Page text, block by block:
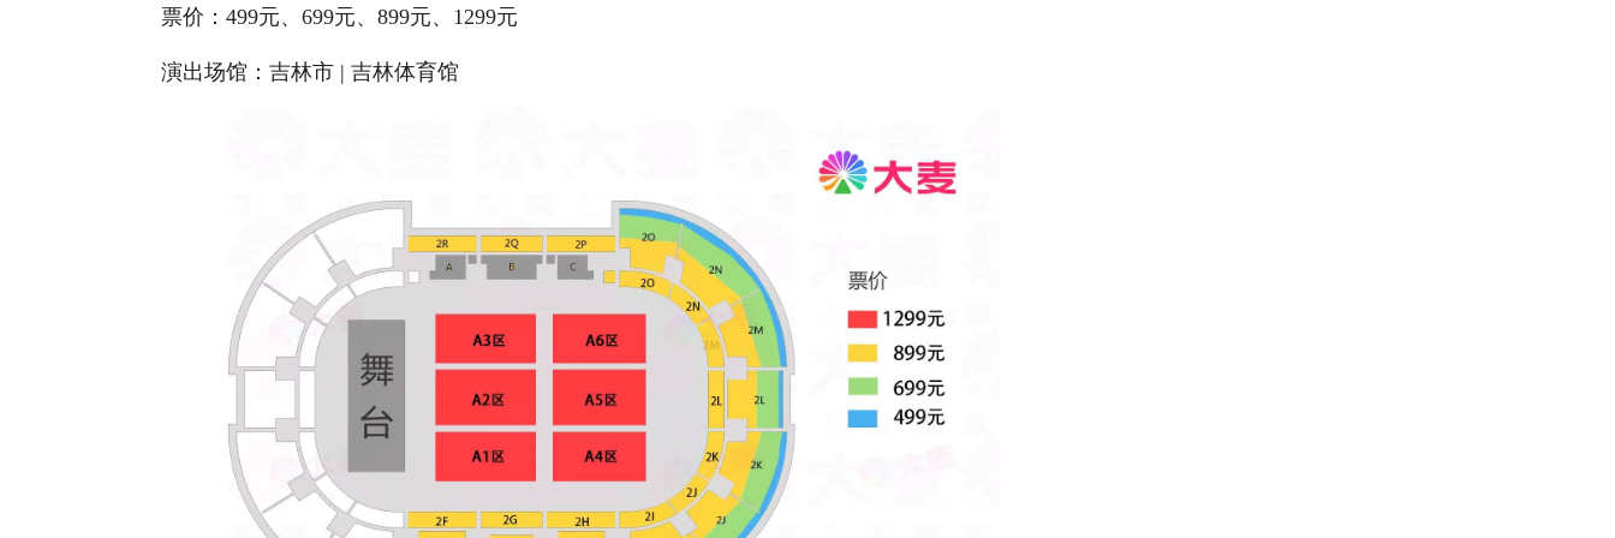
票价：499元、699元、899元、1299元
演出场馆：吉林市 | 吉林体育馆